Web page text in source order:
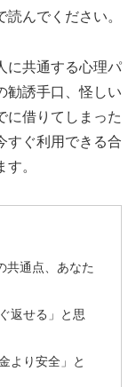
んでください。
に共通する心理パ
勧誘手口、怪しい
に借りてしまった
すぐ利用できる合
。
共通点、あなた
返せる」と思
より安全」と